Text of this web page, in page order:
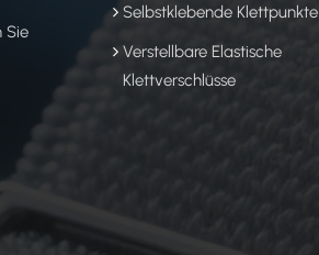
Sie
Selbstklebende Klettpunkte
Verstellbare Elastische
Klettverschlüsse